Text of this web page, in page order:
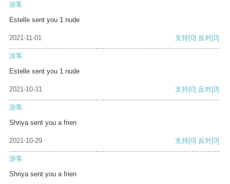
游客
Estelle sent you 1 nude
2021-11-01 支持[0] 反对[0]
游客
Estelle sent you 1 nude
2021-10-31 支持[0] 反对[0]
游客
Shriya sent you a frien
2021-10-29 支持[0] 反对[0]
游客
Shriya sent you a frien